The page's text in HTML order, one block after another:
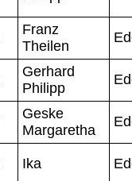
Franz
Theilen
Gerhard
Philipp
Geske
Margaretha
Ika